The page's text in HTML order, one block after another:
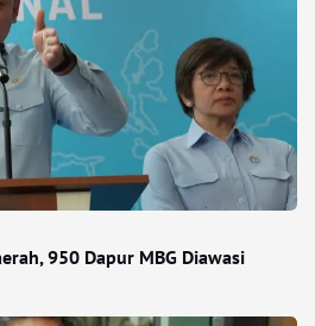
950 Dapur MBG Diawasi